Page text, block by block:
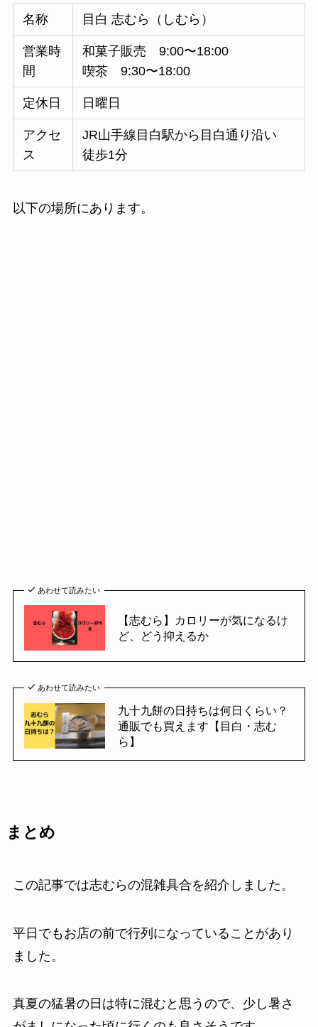
名称 目白 志むら（しむら）
営業時
間
和菓子販売 9:00〜18:00
喫茶 9:30〜18:00
定休日 日曜日
アクセ
ス
JR山手線目白駅から目白通り沿い
徒歩1分
以下の場所にあります。
あわせて読みたい
【志むら】カロリーが気になるけ
ど、どう抑えるか
あわせて読みたい
九十九餅の日持ちは何日くらい？
通販でも買えます【目白・志む
ら】
まとめ
この記事では志むらの混雑具合を紹介しました。
平日でもお店の前で行列になっていることがあり
ました。
真夏の猛暑の日は特に混むと思うので、少し暑さ